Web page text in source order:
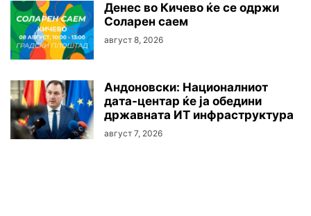
Денес во Кичево ќе се одржи
Соларен саем
август 8, 2026
Андоновски: Националниот
дата-центар ќе ја обедини
државната ИТ инфраструктура
август 7, 2026